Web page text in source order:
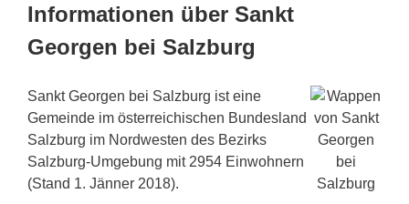
Informationen über Sankt
Georgen bei Salzburg
Sankt Georgen bei Salzburg ist eine
Gemeinde im österreichischen Bundesland
Salzburg im Nordwesten des Bezirks
Salzburg-Umgebung mit 2954 Einwohnern
(Stand 1. Jänner 2018).